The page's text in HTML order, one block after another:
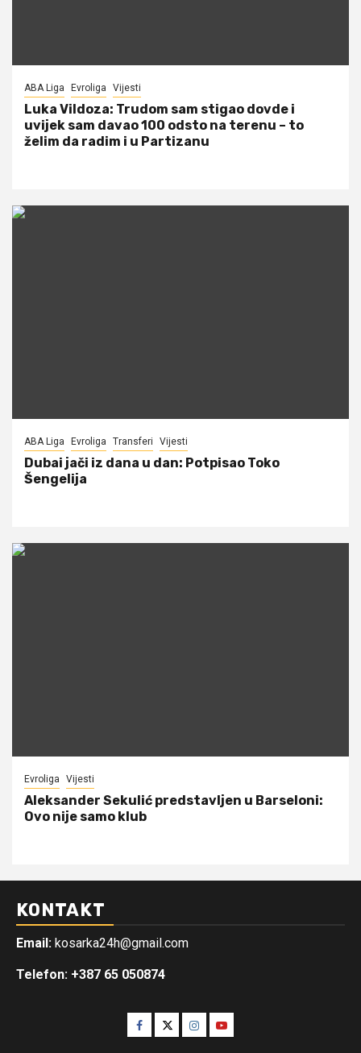
ABA Liga Evroliga Vijesti
Luka Vildoza: Trudom sam stigao dovde i
uvijek sam davao 100 odsto na terenu – to
želim da radim i u Partizanu
ABA Liga Evroliga Transferi Vijesti
Dubai jači iz dana u dan: Potpisao Toko
Šengelija
Evroliga Vijesti
Aleksander Sekulić predstavljen u Barseloni:
Ovo nije samo klub
KONTAKT
Email: kosarka24h@gmail.com
Telefon: +387 65 050874
Facebook
TwitterInstagram
Youtube